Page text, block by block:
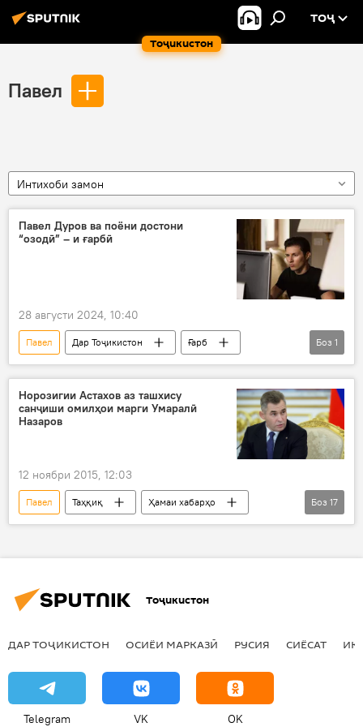
Тоҷикистон
ТОҶ
Павел
Интихоби замон
Павел Дуров ва поёни достони
“озодӣ” – и ғарбӣ
28 августи 2024, 10:40
Павел Дар Тоҷикистон
Ғарб
Сиёсат
Боз 1
Норозигии Астахов аз ташхису
санҷиши омилҳои марги Умаралӣ
Назаров
12 ноябри 2015, 12:03
Павел Таҳқиқ
Ҳамаи хабарҳо
Санкт-Петербург
Умаралӣ Назаров
раисҷумҳур
Астахов
Умар
ваколатдор
ҳуқуқ
Дар Русия
Дар Тоҷикистон
Боз 17
Тоҷикистон
ДАР ТОҶИКИСТОН ОСИЁИ МАРКАЗӢ РУСИЯ СИЁСАТ
Telegram VK OK